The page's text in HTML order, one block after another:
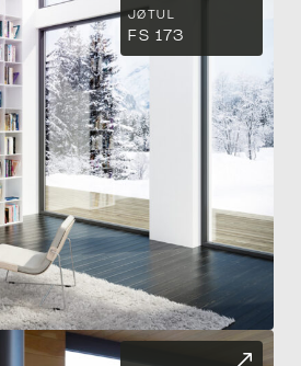
JØTUL
FS 173